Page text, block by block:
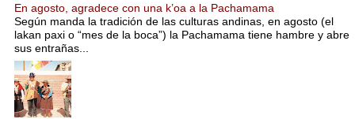
En agosto, agradece con una k’oa a la Pachamama
Según manda la tradición de las culturas andinas, en agosto (el
lakan paxi o “mes de la boca”) la Pachamama tiene hambre y abre
sus entrañas...